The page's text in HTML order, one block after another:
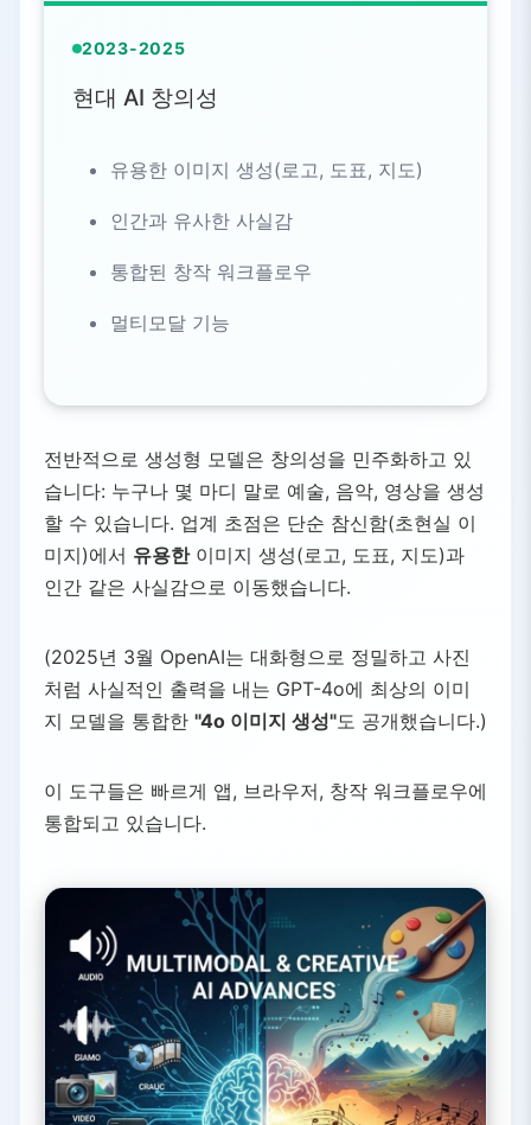
2023-2025
현대 AI 창의성
유용한 이미지 생성(로고, 도표, 지도)
인간과 유사한 사실감
통합된 창작 워크플로우
멀티모달 기능
전반적으로 생성형 모델은 창의성을 민주화하고 있
습니다: 누구나 몇 마디 말로 예술, 음악, 영상을 생성
할 수 있습니다. 업계 초점은 단순 참신함(초현실 이
미지)에서 유용한이미지 생성(로고, 도표, 지도)과
인간 같은 사실감으로 이동했습니다.
(2025년 3월 OpenAI는 대화형으로 정밀하고 사진
처럼 사실적인 출력을 내는 GPT-4o에 최상의 이미
지 모델을 통합한 "4o 이미지 생성"도 공개했습니다.)
이 도구들은 빠르게 앱, 브라우저, 창작 워크플로우에
통합되고 있습니다.